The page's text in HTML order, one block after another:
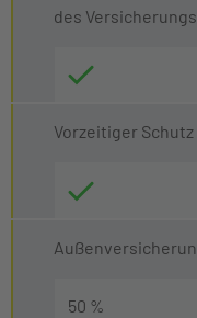
des
Vorzeitiger
50 %